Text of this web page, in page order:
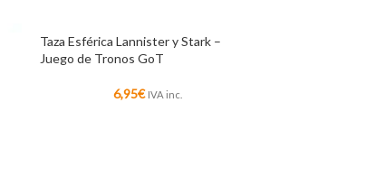
Taza Esférica Lannister y Stark –
Juego de Tronos GoT
6,95€ IVA inc.